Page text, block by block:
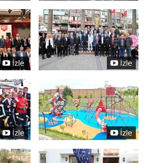
İzle İzle
İzle İzle